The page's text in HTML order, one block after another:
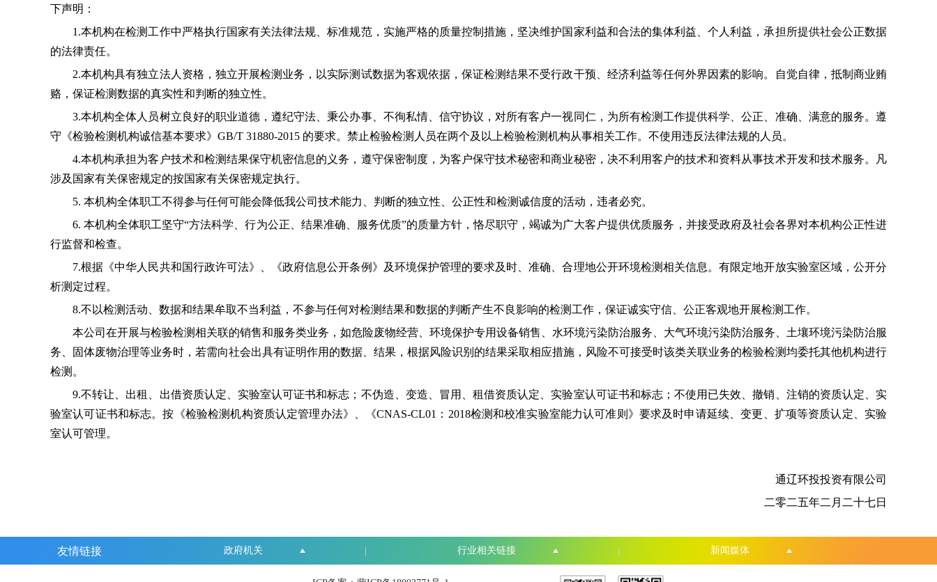
下声明：
1.本机构在检测工作中严格执行国家有关法律法规、标准规范，实施严格的质量控制措施，坚决维护国家利益和合法的集体利益、个人利益，承担所提供社会公正数据
的法律责任。
2.本机构具有独立法人资格，独立开展检测业务，以实际测试数据为客观依据，保证检测结果不受行政干预、经济利益等任何外界因素的影响。自觉自律，抵制商业贿
赂，保证检测数据的真实性和判断的独立性。
3.本机构全体人员树立良好的职业道德，遵纪守法、秉公办事、不徇私情、信守协议，对所有客户一视同仁，为所有检测工作提供科学、公正、准确、满意的服务。遵
守《检验检测机构诚信基本要求》GB/T 31880-2015 的要求。禁止检验检测人员在两个及以上检验检测机构从事相关工作。不使用违反法律法规的人员。
4.本机构承担为客户技术和检测结果保守机密信息的义务，遵守保密制度，为客户保守技术秘密和商业秘密，决不利用客户的技术和资料从事技术开发和技术服务。凡
涉及国家有关保密规定的按国家有关保密规定执行。
5. 本机构全体职工不得参与任何可能会降低我公司技术能力、判断的独立性、公正性和检测诚信度的活动，违者必究。
6. 本机构全体职工坚守“方法科学、行为公正、结果准确、服务优质”的质量方针，恪尽职守，竭诚为广大客户提供优质服务，并接受政府及社会各界对本机构公正性进
行监督和检查。
7.根据《中华人民共和国行政许可法》、《政府信息公开条例》及环境保护管理的要求及时、准确、合理地公开环境检测相关信息。有限定地开放实验室区域，公开分
析测定过程。
8.不以检测活动、数据和结果牟取不当利益，不参与任何对检测结果和数据的判断产生不良影响的检测工作，保证诚实守信、公正客观地开展检测工作。
本公司在开展与检验检测相关联的销售和服务类业务，如危险废物经营、环境保护专用设备销售、水环境污染防治服务、大气环境污染防治服务、土壤环境污染防治服
务、固体废物治理等业务时，若需向社会出具有证明作用的数据、结果，根据风险识别的结果采取相应措施，风险不可接受时该类关联业务的检验检测均委托其他机构进行
检测。
9.不转让、出租、出借资质认定、实验室认可证书和标志；不伪造、变造、冒用、租借资质认定、实验室认可证书和标志；不使用已失效、撤销、注销的资质认定、实
验室认可证书和标志。按《检验检测机构资质认定管理办法》、《CNAS-CL01：2018检测和校准实验室能力认可准则》要求及时申请延续、变更、扩项等资质认定、实验
室认可管理。
通辽环投投资有限公司
二零二五年二月二十七日
友情链接 政府机关 行业相关链接 新闻媒体